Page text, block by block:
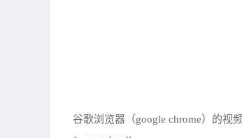
谷歌浏览器（google chrome）的视